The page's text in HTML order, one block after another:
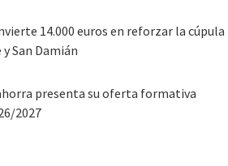
14.000 euros en reforzar la cúpula
San Damián
presenta su oferta formativa
2027